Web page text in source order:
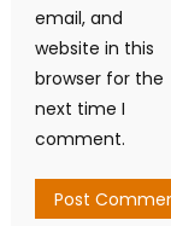
email, and
website in this
browser for the
next time I
comment.